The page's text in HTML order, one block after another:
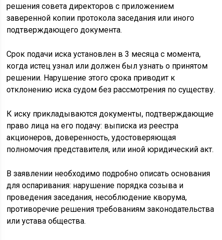
решения совета директоров с приложением
заверенной копии протокола заседания или иного
подтверждающего документа.
Срок подачи иска установлен в 3 месяца с момента,
когда истец узнал или должен был узнать о принятом
решении. Нарушение этого срока приводит к
отклонению иска судом без рассмотрения по существу.
К иску прикладываются документы, подтверждающие
право лица на его подачу: выписка из реестра
акционеров, доверенность, удостоверяющая
полномочия представителя, или иной юридический акт.
В заявлении необходимо подробно описать основания
для оспаривания: нарушение порядка созыва и
проведения заседания, несоблюдение кворума,
противоречие решения требованиям законодательства
или устава общества.